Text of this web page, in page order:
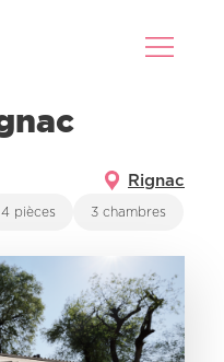
4 pièces 3 chambres
Rignac